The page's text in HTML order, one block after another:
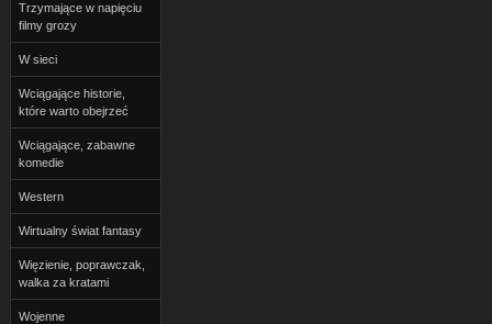
Trzymające w napięciu
filmy grozy
W sieci
Wciągające historie,
które warto obejrzeć
Wciągające, zabawne
komedie
Western
Wirtualny świat fantasy
Więzienie, poprawczak,
walka za kratami
Wojenne